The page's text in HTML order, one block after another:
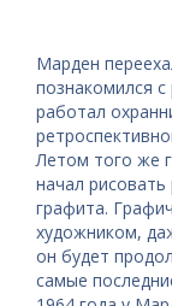
Марден
познакомился
работал
Летом того же
начал рисовать
графита.
художником,
он будет
самые